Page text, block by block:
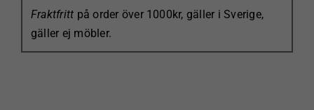
Fraktfritt på order över 1000kr, gäller i Sverige,
gäller ej möbler.